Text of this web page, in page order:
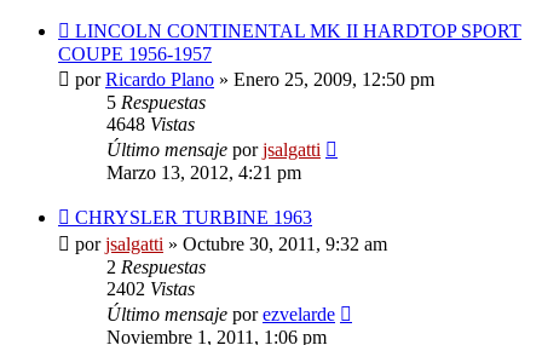
LINCOLN CONTINENTAL MK II HARDTOP SPORT
COUPE 1956-1957
porRicardo Plano » Enero 25, 2009, 12:50 pm
5 Respuestas
4648 Vistas
Último mensaje porjsalgatti
Marzo 13, 2012, 4:21 pm
CHRYSLER TURBINE 1963
porjsalgatti » Octubre 30, 2011, 9:32 am
2 Respuestas
2402 Vistas
Último mensaje porezvelarde
Noviembre 1, 2011, 1:06 pm